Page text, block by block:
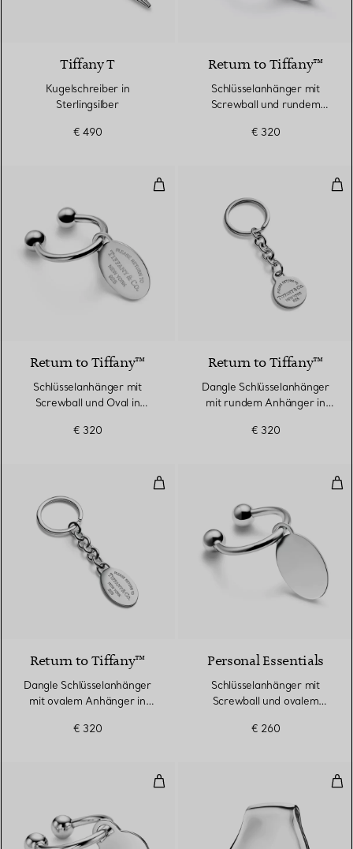
Tiffany T
Kugelschreiber in
Sterlingsilber
€ 490
Return to Tiffany™
Schlüsselanhänger mit
Screwball und rundem
€ 320
Schlüsselanhänger mit
Return to Tiffany™
Schlüsselanhänger mit
Screwball und Oval in
€ 320
Return to Tiffany™
Dangle Schlüsselanhänger
mit rundem Anhänger in
€ 320
Dangle Schlüsselanhänger mit
Return to Tiffany™
Dangle Schlüsselanhänger
mit ovalem Anhänger in
€ 320
Personal Essentials
Schlüsselanhänger mit
Screwball und ovalem
€ 260
Schlüsselanhänger mit rundem